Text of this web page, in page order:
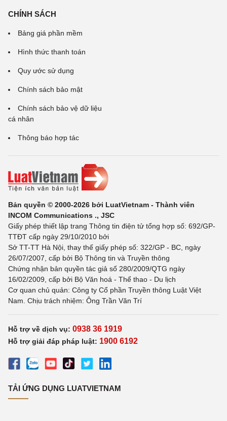
CHÍNH SÁCH
Bảng giá phần mềm
Hình thức thanh toán
Quy ước sử dụng
Chính sách bảo mật
Chính sách bảo vệ dữ liệu
cá nhân
Thông báo hợp tác
Bản quyền © 2000-2026 bởi LuatVietnam - Thành viên
INCOM Communications ., JSC
Giấy phép thiết lập trang Thông tin điện tử tổng hợp số: 692/GP-
TTĐT cấp ngày 29/10/2010 bởi
Sở TT-TT Hà Nội, thay thế giấy phép số: 322/GP - BC, ngày
26/07/2007, cấp bởi Bộ Thông tin và Truyền thông
Chứng nhận bản quyền tác giả số 280/2009/QTG ngày
16/02/2009, cấp bởi Bộ Văn hoá - Thể thao - Du lịch
Cơ quan chủ quản: Công ty Cổ phần Truyền thông Luật Việt
Nam. Chịu trách nhiệm: Ông Trần Văn Trí
Hỗ trợ về dịch vụ: 0938 36 1919
Hỗ trợ giải đáp pháp luật: 1900 6192
TẢI ỨNG DỤNG LUATVIETNAM